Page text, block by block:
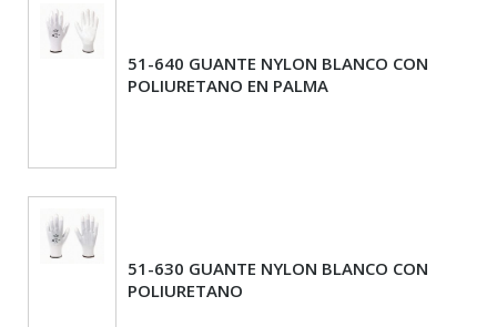
51-640 GUANTE NYLON BLANCO CON
POLIURETANO EN PALMA
51-630 GUANTE NYLON BLANCO CON
POLIURETANO